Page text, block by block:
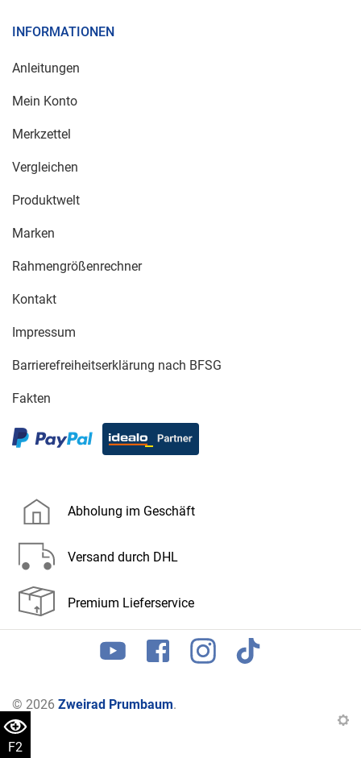
F2
INFORMATIONEN
Anleitungen
Mein Konto
Merkzettel
Vergleichen
Produktwelt
Marken
Rahmengrößenrechner
Kontakt
Impressum
Barrierefreiheitserklärung nach BFSG
Fakten
Abholung im Geschäft
Versand durch DHL
Premium Lieferservice
© 2026 Zweirad Prumbaum.